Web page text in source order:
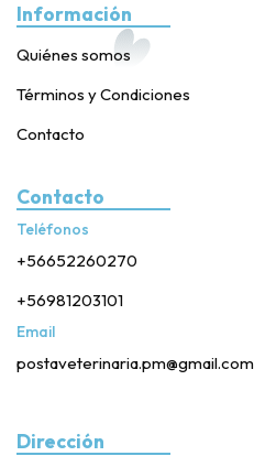
Información
Quiénes somos
Términos y Condiciones
Contacto
Contacto
Teléfonos
+56652260270
+56981203101
Email
postaveterinaria.pm@gmail.com
Dirección